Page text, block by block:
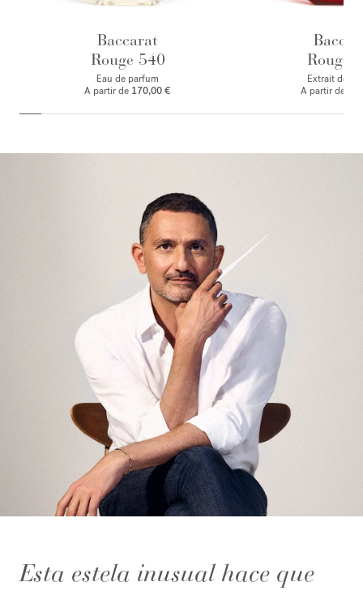
Baccarat
Rouge 540
Eau de parfum
A partir de 170,00 €
Rouge
Extrait de
A partir de
Esta estela inusual hace que